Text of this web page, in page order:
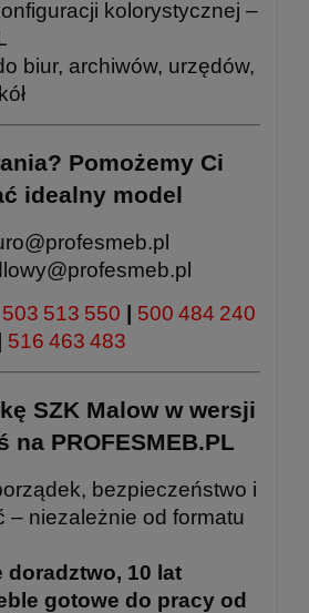
kolorystycznej –
biur, archiwów, urzędów,
Pomożemy Ci
idealny model
503 513 550
500 484 240
516 463 483
SZK Malow w wersji
na PROFESMEB.PL
bezpieczeństwo i
– niezależnie od formatu
doradztwo, 10 lat
gotowe do pracy od